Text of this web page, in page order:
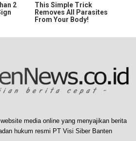
2
This Simple Trick
Removes All Parasites
From Your Body!
media online yang menyajikan berita
hukum resmi PT Visi Siber Banten